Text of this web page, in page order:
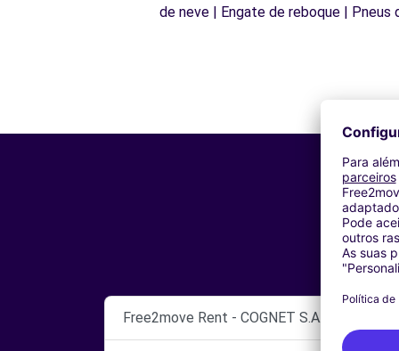
de neve | Engate de reboque | Pneus
Free2move Rent - COGNET S.A.S -